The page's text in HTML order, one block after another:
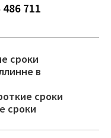
711
сроки
в
сроки
сроки